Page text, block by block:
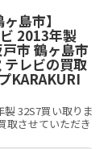
島市】
2013年製
市 鶴ヶ島市
テレビの買取
KARAKURI
製 32S7買い取りま
取させていただき